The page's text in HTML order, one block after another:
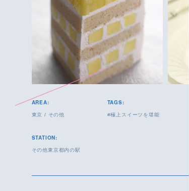
AREA:
東京 / その他
STATION:
その他東京都内の駅
TAGS:
極上スイーツを堪能